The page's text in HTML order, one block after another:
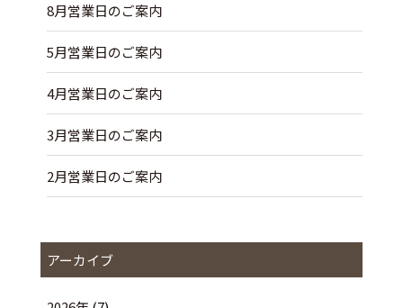
8月営業日のご案内
5月営業日のご案内
4月営業日のご案内
3月営業日のご案内
2月営業日のご案内
アーカイブ